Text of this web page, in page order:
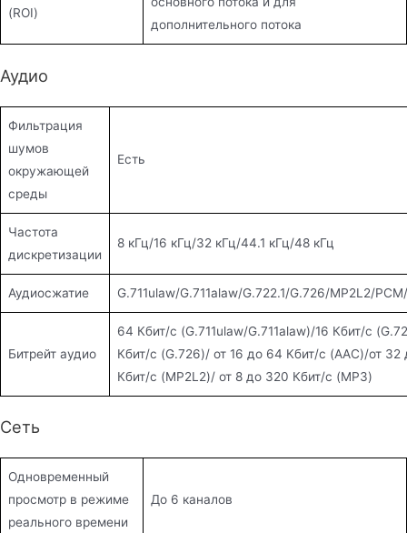
(ROI)
дополнительного потока
Аудио
Фильтрация
шумов
окружающей
среды
Есть
Частота
дискретизации
8 кГц/16 кГц/32 кГц/44.1 кГц/48 кГц
Аудиосжатие G.711ulaw/G.711alaw/G.722.1/G.726/MP2L2/
Битрейт аудио
64 Кбит/с (G.711ulaw/G.711alaw)/16 Кбит/с
Кбит/с (G.726)/ от 16 до 64 Кбит/с (AAC)/от 32
Кбит/с (MP2L2)/ от 8 до 320 Кбит/с (MP3)
Сеть
Одновременный
просмотр в режиме
реального времени
До 6 каналов